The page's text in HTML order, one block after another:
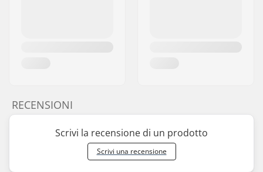
RECENSIONI
Scrivi la recensione di un prodotto
Scrivi una recensione